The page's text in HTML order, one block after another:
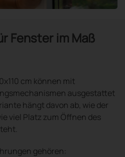
Fenster im Maß
cm können mit
ausgestattet
hängt davon ab, wie der
viel Platz zum Öffnen des
gehören: